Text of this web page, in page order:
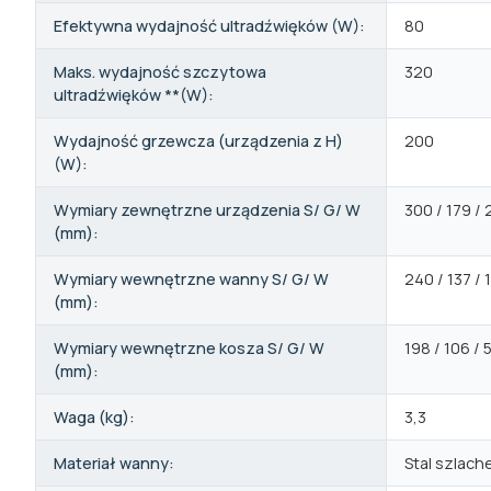
Efektywna wydajność ultradźwięków (W): 80
Maks. wydajność szczytowa
ultradźwięków **(W):
320
Wydajność grzewcza (urządzenia z H)
(W):
200
Wymiary zewnętrzne urządzenia S/ G/ W
(mm):
300 / 179 /
Wymiary wewnętrzne wanny S/ G/ W
(mm):
240 / 137 /
Wymiary wewnętrzne kosza S/ G/ W
(mm):
198 / 106 /
Waga (kg): 3,3
Materiał wanny: Stal